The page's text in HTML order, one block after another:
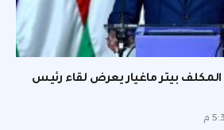
المكلف بيتر ماغيار يعرض لقاء رئيس